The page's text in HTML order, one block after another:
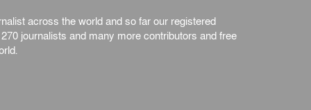
across the world and so far our registered
journalists and many more contributors and free